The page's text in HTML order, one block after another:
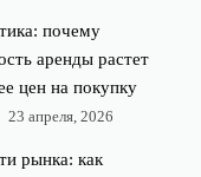
почему
аренды растет
цен на покупку
23 апреля, 2026
рынка: как